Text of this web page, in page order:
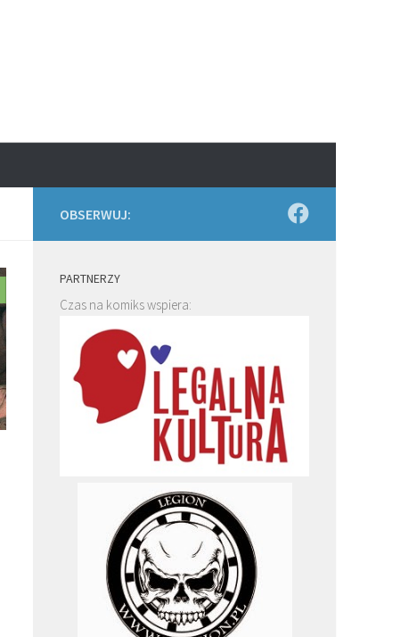
OBSERWUJ:
PARTNERZY
Czas na komiks wspiera: